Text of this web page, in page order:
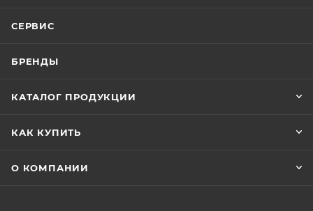
СЕРВИС
БРЕНДЫ
КАТАЛОГ ПРОДУКЦИИ
КАК КУПИТЬ
О КОМПАНИИ